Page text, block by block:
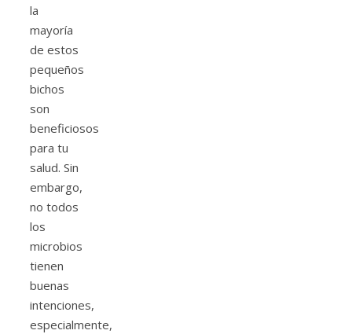
la
mayoría
de estos
pequeños
bichos
son
beneficiosos
para tu
salud. Sin
embargo,
no todos
los
microbios
tienen
buenas
intenciones,
especialmente,